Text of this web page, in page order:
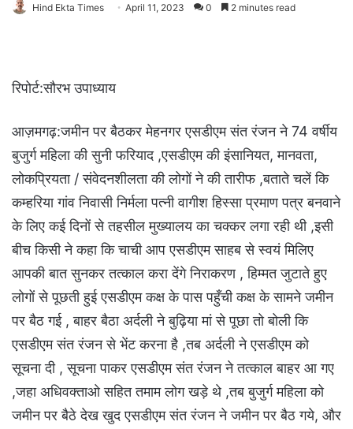
Hind Ekta Times April 11, 2023 0 2 minutes read
रिपोर्ट:सौरभ उपाध्याय
आज़मगढ़:जमीन पर बैठकर मेहनगर एसडीएम संत रंजन ने 74 वर्षीय
बुजुर्ग महिला की सुनी फरियाद ,एसडीएम की इंसानियत, मानवता,
लोकप्रियता / संवेदनशीलता की लोगों ने की तारीफ ,बताते चलें कि
कम्हरिया गांव निवासी निर्मला पत्नी वागीश हिस्सा प्रमाण पत्र बनवाने
के लिए कई दिनों से तहसील मुख्यालय का चक्कर लगा रही थी ,इसी
बीच किसी ने कहा कि चाची आप एसडीएम साहब से स्वयं मिलिए
आपकी बात सुनकर तत्काल करा देंगे निराकरण , हिम्मत जुटाते हुए
लोगों से पूछती हुई एसडीएम कक्ष के पास पहुँची कक्ष के सामने जमीन
पर बैठ गई , बाहर बैठा अर्दली ने बुढ़िया मां से पूछा तो बोली कि
एसडीएम संत रंजन से भेंट करना है ,तब अर्दली ने एसडीएम को
सूचना दी , सूचना पाकर एसडीएम संत रंजन ने तत्काल बाहर आ गए
,जहा अधिवक्ताओ सहित तमाम लोग खड़े थे ,तब बुजुर्ग महिला को
जमीन पर बैठे देख खुद एसडीएम संत रंजन ने जमीन पर बैठ गये, और